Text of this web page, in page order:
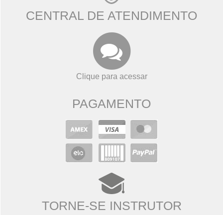
CENTRAL DE ATENDIMENTO
Clique para acessar
PAGAMENTO
TORNE-SE INSTRUTOR